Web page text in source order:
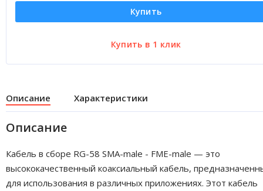
Купить
Описание Характеристики
Описание
Кабель в сборе RG-58 SMA-male - FME-male — это
высококачественный коаксиальный кабель,
для использования в различных приложениях. Этот кабель